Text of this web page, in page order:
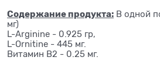
Содержание продукта: В одной
мг)
L-Arginine - 0.925 гр,
L-Ornitine - 445 мг.
Витамин B2 - 0.25 мг.